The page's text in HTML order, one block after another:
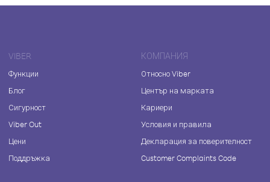
VIBER
Функции
Блог
Сигурност
Viber Out
Цени
Поддръжка
КОМПАНИЯ
Относно Viber
Център на марката
Кариери
Условия и правила
Декларация за поверителност
Customer Complaints Code